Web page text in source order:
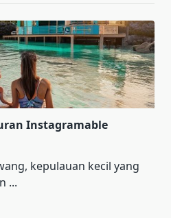
Instagramable
kepulauan kecil yang
...